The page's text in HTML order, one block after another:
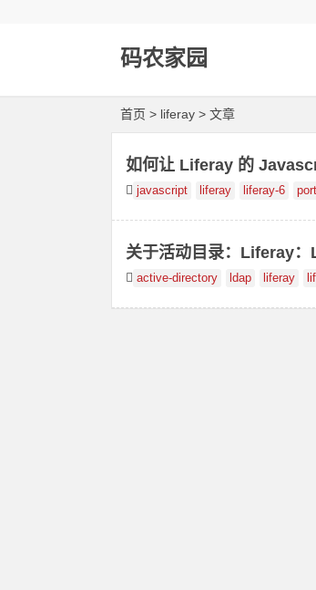
码农家园
首页 > liferay > 文章
如何让 Liferay 的
javascript liferay liferay-6
关于活动目录：Liferay：
active-directory ldap liferay